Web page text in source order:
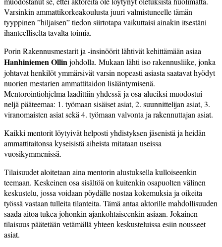
Varsinkin ammattikorkeakoulusta juuri valmistuneelle tämän
tyyppinen ”hiljaisen” tiedon siirtotapa vaikuttaisi ainakin itsestäni
ihanteelliselta tavalta toimia.
Porin Rakennusmestarit ja -insinöörit lähtivät kehittämään asiaa
Hanhiniemen Ollinjohdolla. Mukaan lähti iso rakennusliike, jonka
johtavat henkilöt ymmärsivät varsin nopeasti asiasta saatavat hyödyt
nuorien mestarien ammattitaidon lisääntymisenä.
Mentorointiohjelma laadittiin yhdessä ja osa-alueiksi muodostui
neljä pääteemaa: 1. työmaan sisäiset asiat, 2. suunnittelijan asiat, 3.
viranomaisten asiat sekä 4. työmaan valvonta ja rakennuttajan asiat.
Kaikki mentorit löytyivät helposti yhdistyksen jäsenistä ja heidän
ammattitaitonsa kyseisistä aiheista mitataan useissa
vuosikymmenissä.
Tilaisuudet aloitetaan aina mentorin alustuksella kulloiseenkin
teemaan. Keskeinen osa sisältöä on kuitenkin osapuolten välinen
keskustelu, jossa voidaan pöydälle nostaa kokemuksia ja oikeita
työssä vastaan tulleita tilanteita. Tämä antaa aktorille mahdollisuuden
saada aitoa tukea johonkin ajankohtaiseenkin asiaan. Jokainen
tilaisuus päätetään vetämällä yhteen keskusteluissa esiin nousseet
asiat.